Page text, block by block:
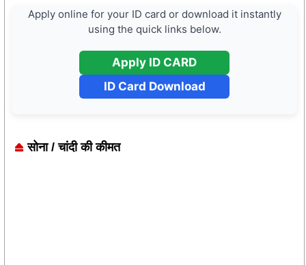
Apply online for your ID card or download it instantly
using the quick links below.
Apply ID CARD
ID Card Download
सोना / चांदी की कीमत